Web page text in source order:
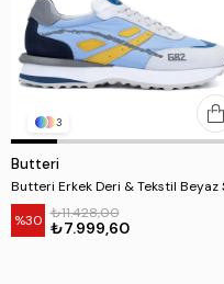
3
Butteri
%30 ₺7.999,60
₺11.428,00